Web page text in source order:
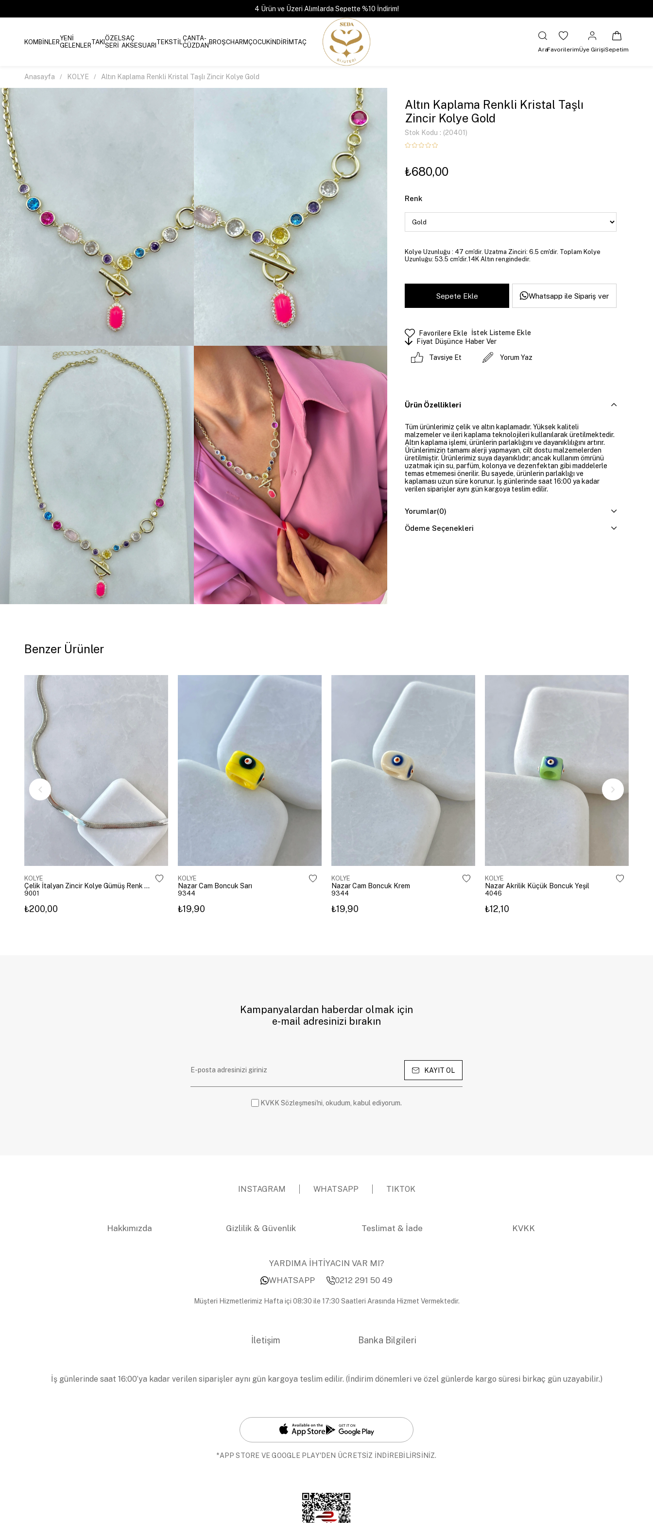
4 Ürün ve Üzeri Alımlarda Sepette %10 İndirim!
KOMBİNLERYENİ
GELENLERTAKIÖZEL
SERİ
SAÇ
AKSESUARI TEKSTİLÇANTA-
CÜZDANBROŞCHARMÇOCUKİNDİRİMTAÇ
AraFavorilerimÜye GirişiSepetim
Anasayfa KOLYE Altın Kaplama Renkli Kristal Taşlı Zincir Kolye Gold
Altın Kaplama Renkli Kristal Taşlı
Zincir Kolye Gold
Stok Kodu (20401)
₺680,00
Renk
Kolye Uzunluğu : 47 cm'dir. Uzatma Zinciri: 6.5 cm'dir. Toplam Kolye
Uzunluğu: 53.5 cm'dir.14K Altın rengindedir.
Whatsapp ile Sipariş ver
Favorilere Ekle
İstek Listeme Ekle
Fiyat Düşünce Haber Ver
Tavsiye Et Yorum Yaz
Ürün Özellikleri
Tüm ürünlerimiz çelik ve altın kaplamadır. Yüksek kaliteli
malzemeler ve ileri kaplama teknolojileri kullanılarak üretilmektedir.
Altın kaplama işlemi, ürünlerin parlaklığını ve dayanıklılığını artırır.
Ürünlerimizin tamamı alerji yapmayan, cilt dostu malzemelerden
üretilmiştir. Ürünlerimiz suya dayanıklıdır; ancak kullanım ömrünü
uzatmak için su, parfüm, kolonya ve dezenfektan gibi maddelerle
temas etmemesi önerilir. Bu sayede, ürünlerin parlaklığı ve
kaplaması uzun süre korunur. İş günlerinde saat 16:00 ya kadar
verilen siparişler aynı gün kargoya teslim edilir.
Yorumlar(0)
Ödeme Seçenekleri
Benzer Ürünler
KOLYE
Çelik İtalyan Zincir Kolye Gümüş Renk 40 cm
9001
₺200,00
KOLYE
Nazar Cam Boncuk Sarı
9344
₺19,90
KOLYE
Nazar Cam Boncuk Krem
9344
₺19,90
KOLYE
Nazar Akrilik Küçük Boncuk Yeşil
4046
₺12,10
Kampanyalardan haberdar olmak için
e-mail adresinizi bırakın
KAYIT OL
KVKK Sözleşmesi'ni, okudum, kabul ediyorum.
INSTAGRAM WHATSAPP TIKTOK
Hakkımızda Gizlilik & Güvenlik Teslimat & İade KVKK
YARDIMA İHTİYACIN VAR MI?
WHATSAPP
0212 291 50 49
Müşteri Hizmetlerimiz Hafta içi 08:30 ile 17:30 Saatleri Arasında Hizmet Vermektedir.
İletişim Banka Bilgileri
İş günlerinde saat 16:00’ya kadar verilen siparişler aynı gün kargoya teslim edilir. (İndirim dönemleri ve özel günlerde kargo süresi birkaç gün uzayabilir.)
*APP STORE VE GOOGLE PLAY'DEN ÜCRETSİZ İNDİREBİLİRSİNİZ.